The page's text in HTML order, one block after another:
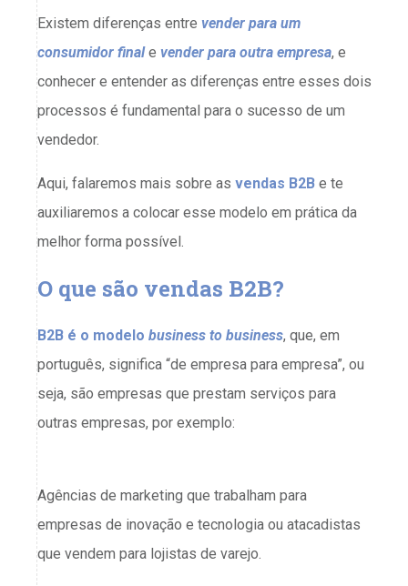
Existem diferenças entre vender para um
consumidor finale vender para outra empresa, e
conhecer e entender as diferenças entre esses dois
processos é fundamental para o sucesso de um
vendedor.
Aqui, falaremos mais sobre as vendas B2B e te
auxiliaremos a colocar esse modelo em prática da
melhor forma possível.
O que são vendas B2B?
B2B é o modelo business to business, que, em
português, significa “de empresa para empresa”, ou
seja, são empresas que prestam serviços para
outras empresas, por exemplo:
Agências de marketing que trabalham para
empresas de inovação e tecnologia ou atacadistas
que vendem para lojistas de varejo.